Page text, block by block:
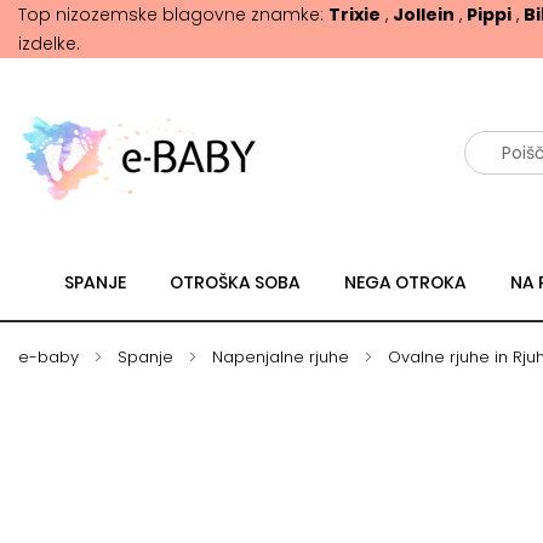
Top nizozemske blagovne znamke: Trixie , Jollein , Pippi ,
izdelke.
Išči
SPANJE OTROŠKA SOBA NEGA OTROKA NA
e-baby Spanje Napenjalne rjuhe Ovalne rjuhe in